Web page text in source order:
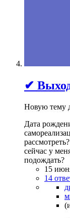
✔
Новую тему
Дата
сейчас у
подождать?
15
14